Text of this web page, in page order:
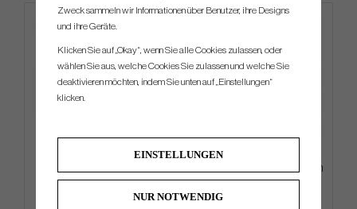
Taper Large (Putter Grip)
Wilson DYNAPWR - 6 irons (In
Stock)
Zweck sammeln wir Informationen über Benutzer, ihre Designs
und ihre Geräte.
Klicken Sie auf „Okay“, wenn Sie alle Cookies zulassen, oder
wählen Sie aus, welche Cookies Sie zulassen und welche Sie
deaktivieren möchten, indem Sie unten auf „Einstellungen“
klicken.
EINSTELLUNGEN
NUR NOTWENDIG